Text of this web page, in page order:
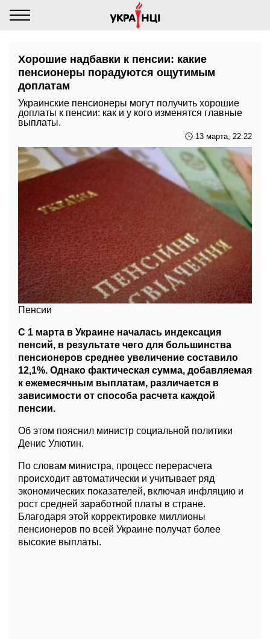
Хорошие надбавки к пенсии: какие
пенсионеры порадуются ощутимым
доплатам
Украинские пенсионеры могут получить хорошие
доплаты к пенсии: как и у кого изменятся главные
выплаты.
🕓 13 марта, 22:22
Пенсии
С 1 марта в Украине началась индексация
пенсий, в результате чего для большинства
пенсионеров среднее увеличение составило
12,1%. Однако фактическая сумма, добавляемая
к ежемесячным выплатам, различается в
зависимости от способа расчета каждой
пенсии.
Об этом пояснил министр социальной политики
Денис Улютин.
По словам министра, процесс перерасчета
происходит автоматически и учитывает ряд
экономических показателей, включая инфляцию и
рост средней заработной платы в стране.
Благодаря этой корректировке миллионы
пенсионеров по всей Украине получат более
высокие выплаты.